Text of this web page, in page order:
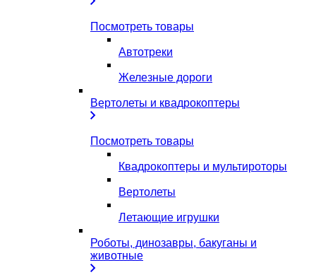
Посмотреть товары
Автотреки
Железные дороги
Вертолеты и квадрокоптеры
Посмотреть товары
Квадрокоптеры и мультироторы
Вертолеты
Летающие игрушки
Роботы, динозавры, бакуганы и
животные